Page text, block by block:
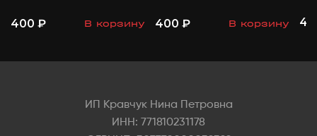
400 ₽ В корзину
- + 400 ₽ В корзину
- +
ИП Кравчук Нина Петровна
ИНН: 771810231178